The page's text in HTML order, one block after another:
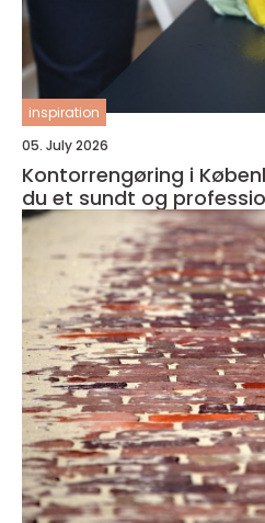
inspiration
05. July 2026
Kontorrengøring i
du et sundt og